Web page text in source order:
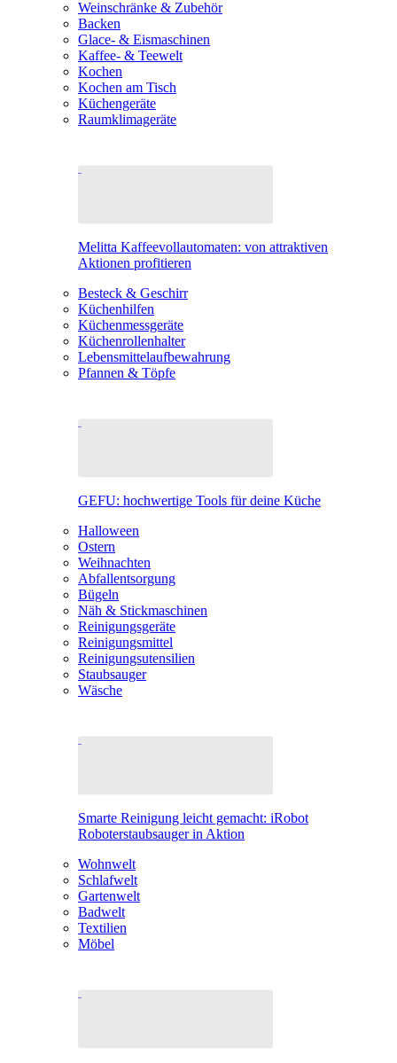
Weinschränke & Zubehör
Backen
Glace- & Eismaschinen
Kaffee- & Teewelt
Kochen
Kochen am Tisch
Küchengeräte
Raumklimageräte
Melitta Kaffeevollautomaten: von attraktiven
Aktionen profitieren
Besteck & Geschirr
Küchenhilfen
Küchenmessgeräte
Küchenrollenhalter
Lebensmittelaufbewahrung
Pfannen & Töpfe
GEFU: hochwertige Tools für deine Küche
Halloween
Ostern
Weihnachten
Abfallentsorgung
Bügeln
Näh & Stickmaschinen
Reinigungsgeräte
Reinigungsmittel
Reinigungsutensilien
Staubsauger
Wäsche
Smarte Reinigung leicht gemacht: iRobot
Roboterstaubsauger in Aktion
Wohnwelt
Schlafwelt
Gartenwelt
Badwelt
Textilien
Möbel